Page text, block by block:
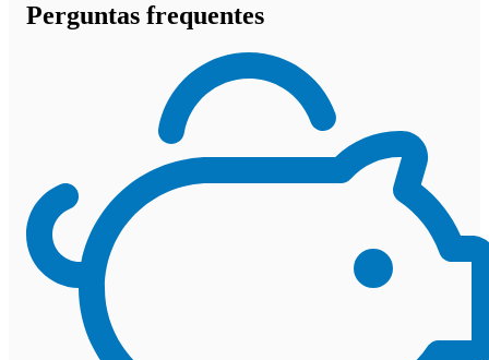
Perguntas frequentes